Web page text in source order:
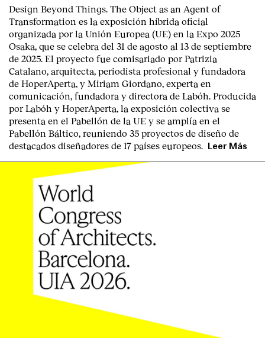
Design Beyond Things. The Object as an Agent of
Transformation es la exposición híbrida oficial
organizada por la Unión Europea (UE) en la Expo 2025
Osaka , que se celebra del 31 de agosto al 13 de septiembre
de 2025 . El proyecto fue comisariado porPatrizia
Catalano , arquitecta, periodista profesional y fundadora
de HoperAperta, y Miriam Giordano , experta en
comunicación, fundadora y directora de Labóh. Producida
porLabóh y HoperAperta, la exposición colectiva se
presenta en el Pabellón de la UE y se amplía en el
Pabellón Báltico , reuniendo 35 proyectos de diseño de
destacados diseñadores de 17 países europeos Leer Más